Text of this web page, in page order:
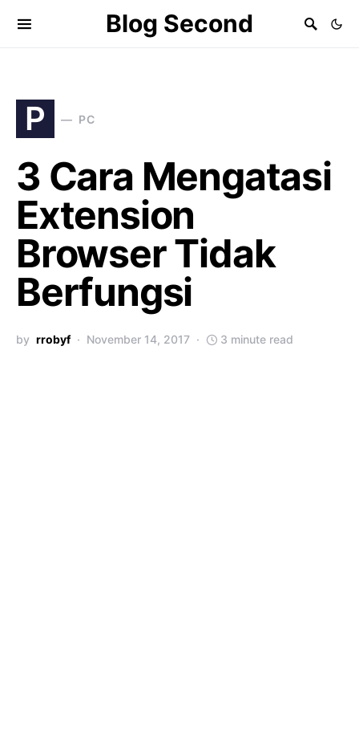
Blog Second
P PC
3 Cara Mengatasi
Extension
Browser Tidak
Berfungsi
by rrobyf November 14, 2017 3 minute read